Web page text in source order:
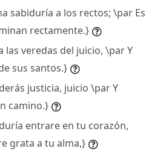
sabiduría a los rectos; \par Es
rectamente.}
las veredas del juicio, \par Y
sus santos.}
justicia, juicio \par Y
camino.}
entrare en tu corazón,
grata a tu alma,}